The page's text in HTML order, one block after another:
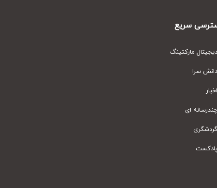
سریع
مارکتینگ
سرا
ای